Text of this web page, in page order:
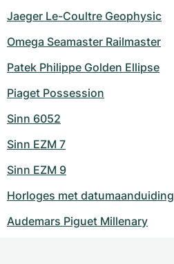
Jaeger Le-Coultre Geophysic
Omega Seamaster Railmaster
Patek Philippe Golden Ellipse
Piaget Possession
Sinn 6052
Sinn EZM 7
Sinn EZM 9
Horloges met datumaanduiding
Audemars Piguet Millenary